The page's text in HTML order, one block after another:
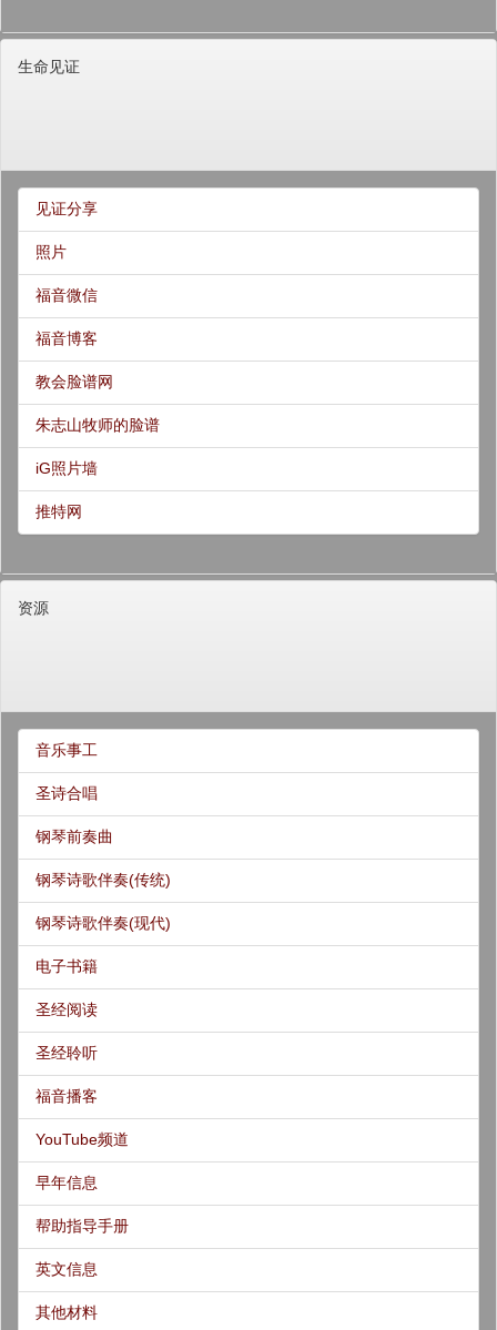
生命见证
见证分享
照片
福音微信
福音博客
教会脸谱网
朱志山牧师的脸谱
iG照片墙
推特网
资源
音乐事工
圣诗合唱
钢琴前奏曲
钢琴诗歌伴奏(传统)
钢琴诗歌伴奏(现代)
电子书籍
圣经阅读
圣经聆听
福音播客
YouTube频道
早年信息
帮助指导手册
英文信息
其他材料